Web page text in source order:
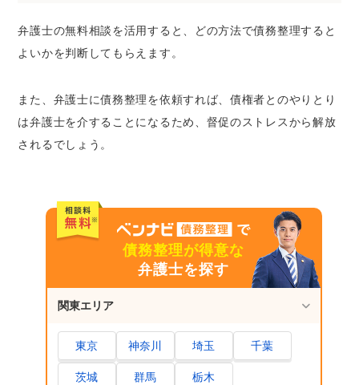
弁護士の無料相談を活用すると、どの方法で債務整理すると
よいかを判断してもらえます。
また、弁護士に債務整理を依頼すれば、債権者とのやりとり
は弁護士を介することになるため、督促のストレスから解放
されるでしょう。
債務整理が得意な
弁護士を探す
関東エリア
東京 神奈川 埼玉 千葉
茨城 群馬 栃木